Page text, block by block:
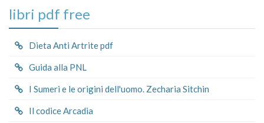
libri pdf free
Dieta Anti Artrite pdf
Guida alla PNL
I Sumeri e le origini dell'uomo. Zecharia Sitchin
Il codice Arcadia